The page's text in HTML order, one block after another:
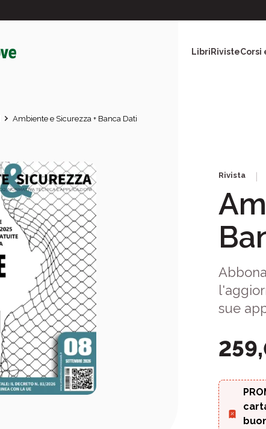
LibriRivisteCorsi
Ambiente e Sicurezza + Banca Dati
Rivista
sue